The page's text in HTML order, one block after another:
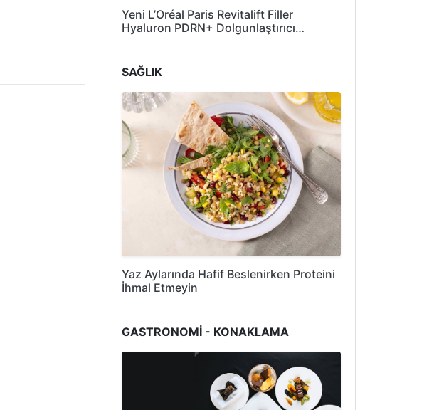
Yeni L’Oréal Paris Revitalift Filler
Hyaluron PDRN+ Dolgunlaştırıcı…
SAĞLIK
Yaz Aylarında Hafif Beslenirken Proteini
İhmal Etmeyin
GASTRONOMİ - KONAKLAMA